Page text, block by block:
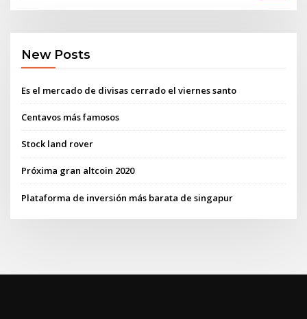
New Posts
Es el mercado de divisas cerrado el viernes santo
Centavos más famosos
Stock land rover
Próxima gran altcoin 2020
Plataforma de inversión más barata de singapur